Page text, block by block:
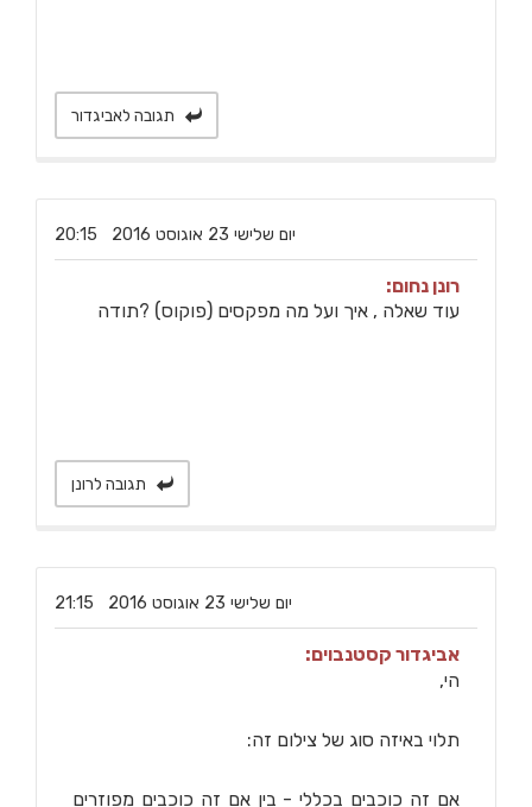
תגובה לאביגדור
תגובה לרונן
‏יום שלישי ‏23 ‏אוגוסט ‏2016 20:15
רונן נחום:
עוד שאלה , איך ועל מה מפקסים (פוקוס) ?תודה
‏יום שלישי ‏23 ‏אוגוסט ‏2016 21:15
אביגדור קסטנבוים:
הי,
תלוי באיזה סוג של צילום זה:
אם זה כוכבים בכללי - בין אם זה כוכבים מפוזרים